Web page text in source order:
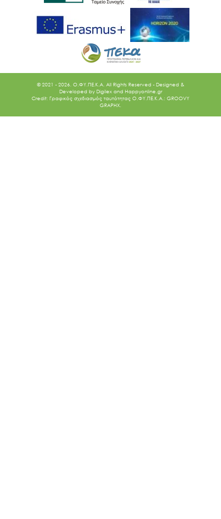
© 2021 - 2026. O.ΦΥ.ΠΕ.Κ.Α. All Rights Reserved - Designed &
Developed by Digilex and Happyonline.gr
Credit: Γραφικός σχεδιασμός ταυτότητας Ο.ΦΥ.ΠΕ.Κ.Α.: GROOVY
GRAPHX.